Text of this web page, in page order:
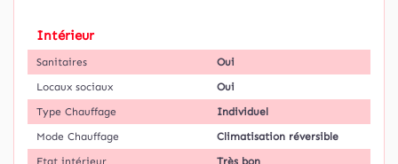
Intérieur
Sanitaires
Oui
Locaux sociaux
Oui
Type Chauffage
Individuel
Mode Chauffage
Climatisation réversible
Etat intérieur
Très bon